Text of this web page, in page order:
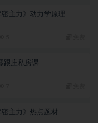
主力》动力学原理
跟庄私房课
主力》热点题材